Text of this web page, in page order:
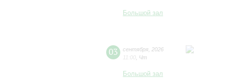
Большой зал
03 сентября 2026
11:00 Чт
Большой зал